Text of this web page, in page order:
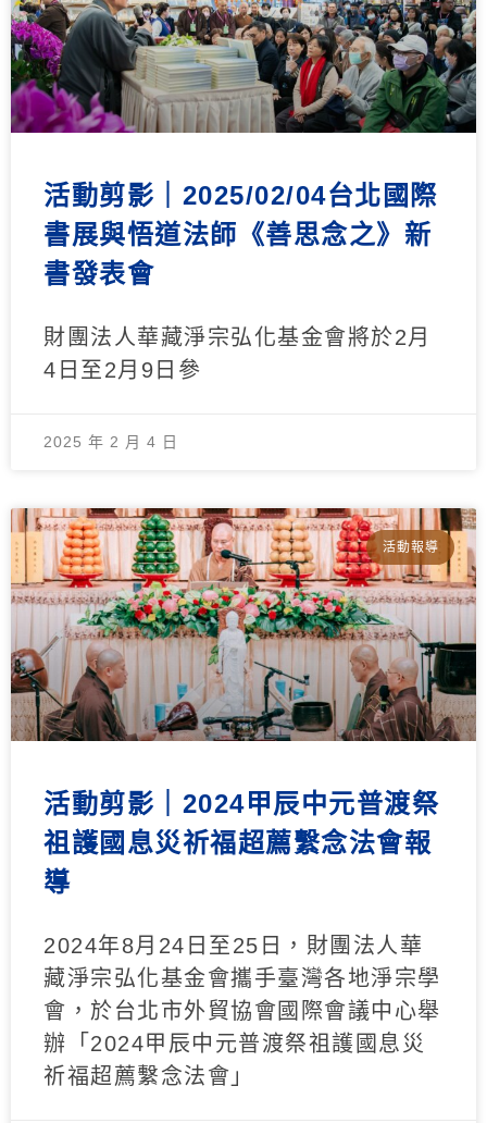
活動剪影｜2025/02/04台北國際
書展與悟道法師《善思念之》新
書發表會
財團法人華藏淨宗弘化基金會將於2月
4日至2月9日參
2025 年 2 月 4 日
活動報導
活動剪影｜2024甲辰中元普渡祭
祖護國息災祈福超薦繫念法會報
導
2024年8月24日至25日，財團法人華
藏淨宗弘化基金會攜手臺灣各地淨宗學
會，於台北市外貿協會國際會議中心舉
辦「2024甲辰中元普渡祭祖護國息災
祈福超薦繫念法會」